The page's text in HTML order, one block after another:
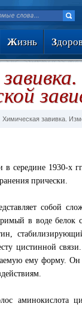
Жизнь З
Химическая завивка.
середине 1930-х
прически.
собой
в воде белок
цистинной
ему форму. Он
аминокислота